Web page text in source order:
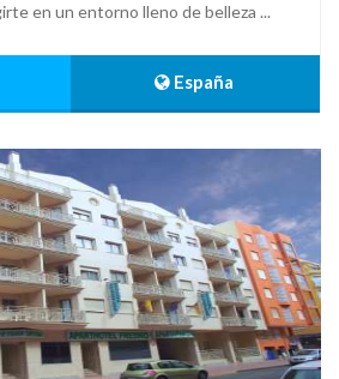
en un entorno lleno de belleza ...
España